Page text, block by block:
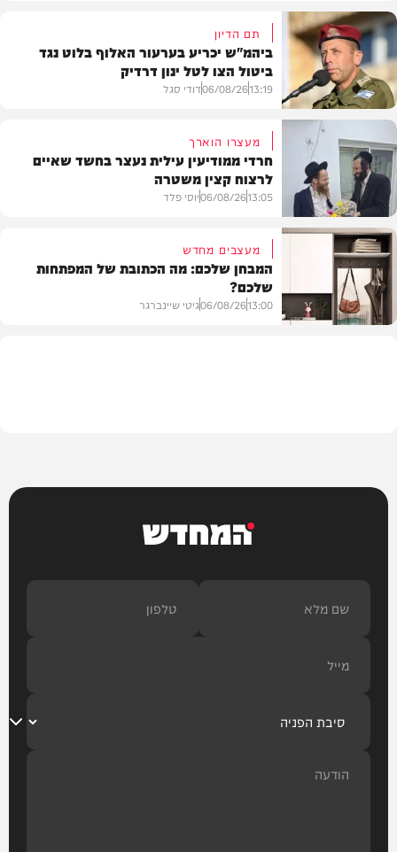
משפט
תם הדיון
ביהמ"ש יכריע בערעור האלוף בלוט נגד
ביטול הצו לטל ינון דרדיק
13:19
06/08/26דודי סגל
חרדים
מעצרו הוארך
חרדי ממודיעין עילית נעצר בחשד שאיים
לרצוח קצין משטרה
13:05
06/08/26יוסי פלד
מעצבים מחדש
המבחן שלכם: מה הכתובת של המפתחות
שלכם?
13:00
06/08/26גיטי שיינברגר
המחדש